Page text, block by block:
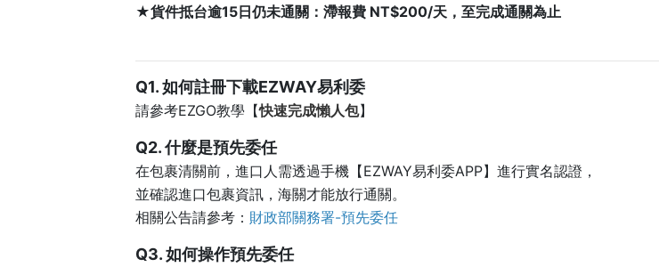
★貨件抵台逾15日仍未通關：滯報費 NT$200/天，至完成通關為止
Q1. 如何註冊下載EZWAY易利委
請參考EZGO教學【快速完成懶人包】
Q2. 什麼是預先委任
在包裹清關前，進口人需透過手機【EZWAY易利委APP】進行實名認證，
並確認進口包裹資訊，海關才能放行通關。
相關公告請參考： 財政部關務署-預先委任
Q3. 如何操作預先委任